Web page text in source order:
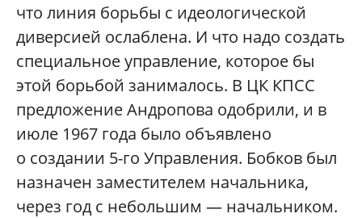
что линия борьбы с идеологической
диверсией ослаблена. И что надо создать
специальное управление, которое бы
этой борьбой занималось. В ЦК КПСС
предложение Андропова одобрили, и в
июле 1967 года было объявлено
о создании 5-го Управления. Бобков был
назначен заместителем начальника,
через год с небольшим — начальником.